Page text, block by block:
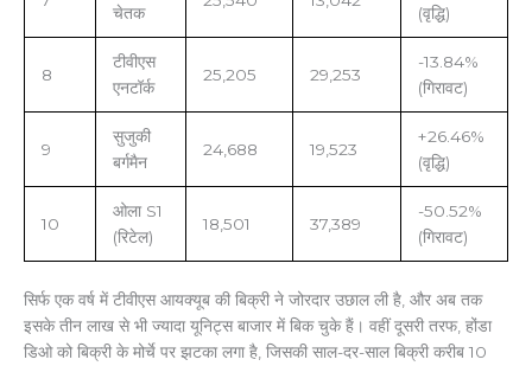
चेतक
(वृद्धि)
8
टीवीएस
एनटॉर्क
25,205 29,253
-13.84%
(गिरावट)
9
सुजुकी
बर्गमैन
24,688 19,523
+26.46%
(वृद्धि)
10
ओला S1
(रिटेल)
18,501 37,389
-50.52%
(गिरावट)
सिर्फ एक वर्ष में टीवीएस आयक्यूब की बिक्री ने जोरदार उछाल ली है, और अब तक
इसके तीन लाख से भी ज्यादा यूनिट्स बाजार में बिक चुके हैं। वहीं दूसरी तरफ, होंडा
डिओ को बिक्री के मोर्चे पर झटका लगा है, जिसकी साल-दर-साल बिक्री करीब 10